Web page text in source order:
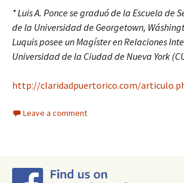
* Luis A. Ponce se graduó de la Escuela de
de la Universidad de Georgetown,
Luquis posee un Magíster en Relaciones
Universidad de la Ciudad de Nueva York
http://claridadpuertorico.com/
Leave a comment